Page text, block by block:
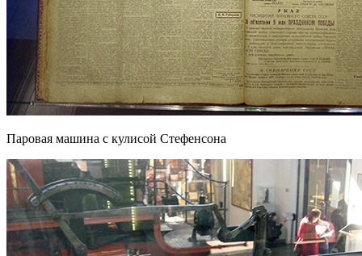
Паровая машина с кулисой Стефенсона